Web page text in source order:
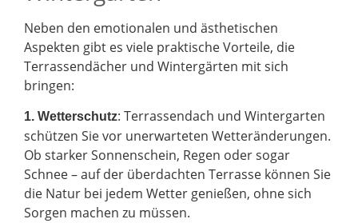
Neben den emotionalen und ästhetischen
Aspekten gibt es viele praktische Vorteile, die
Terrassendächer und Wintergärten mit sich
bringen:
1. Wetterschutz: Terrassendach und Wintergarten
schützen Sie vor unerwarteten Wetteränderungen.
Ob starker Sonnenschein, Regen oder sogar
Schnee – auf der überdachten Terrasse können Sie
die Natur bei jedem Wetter genießen, ohne sich
Sorgen machen zu müssen.